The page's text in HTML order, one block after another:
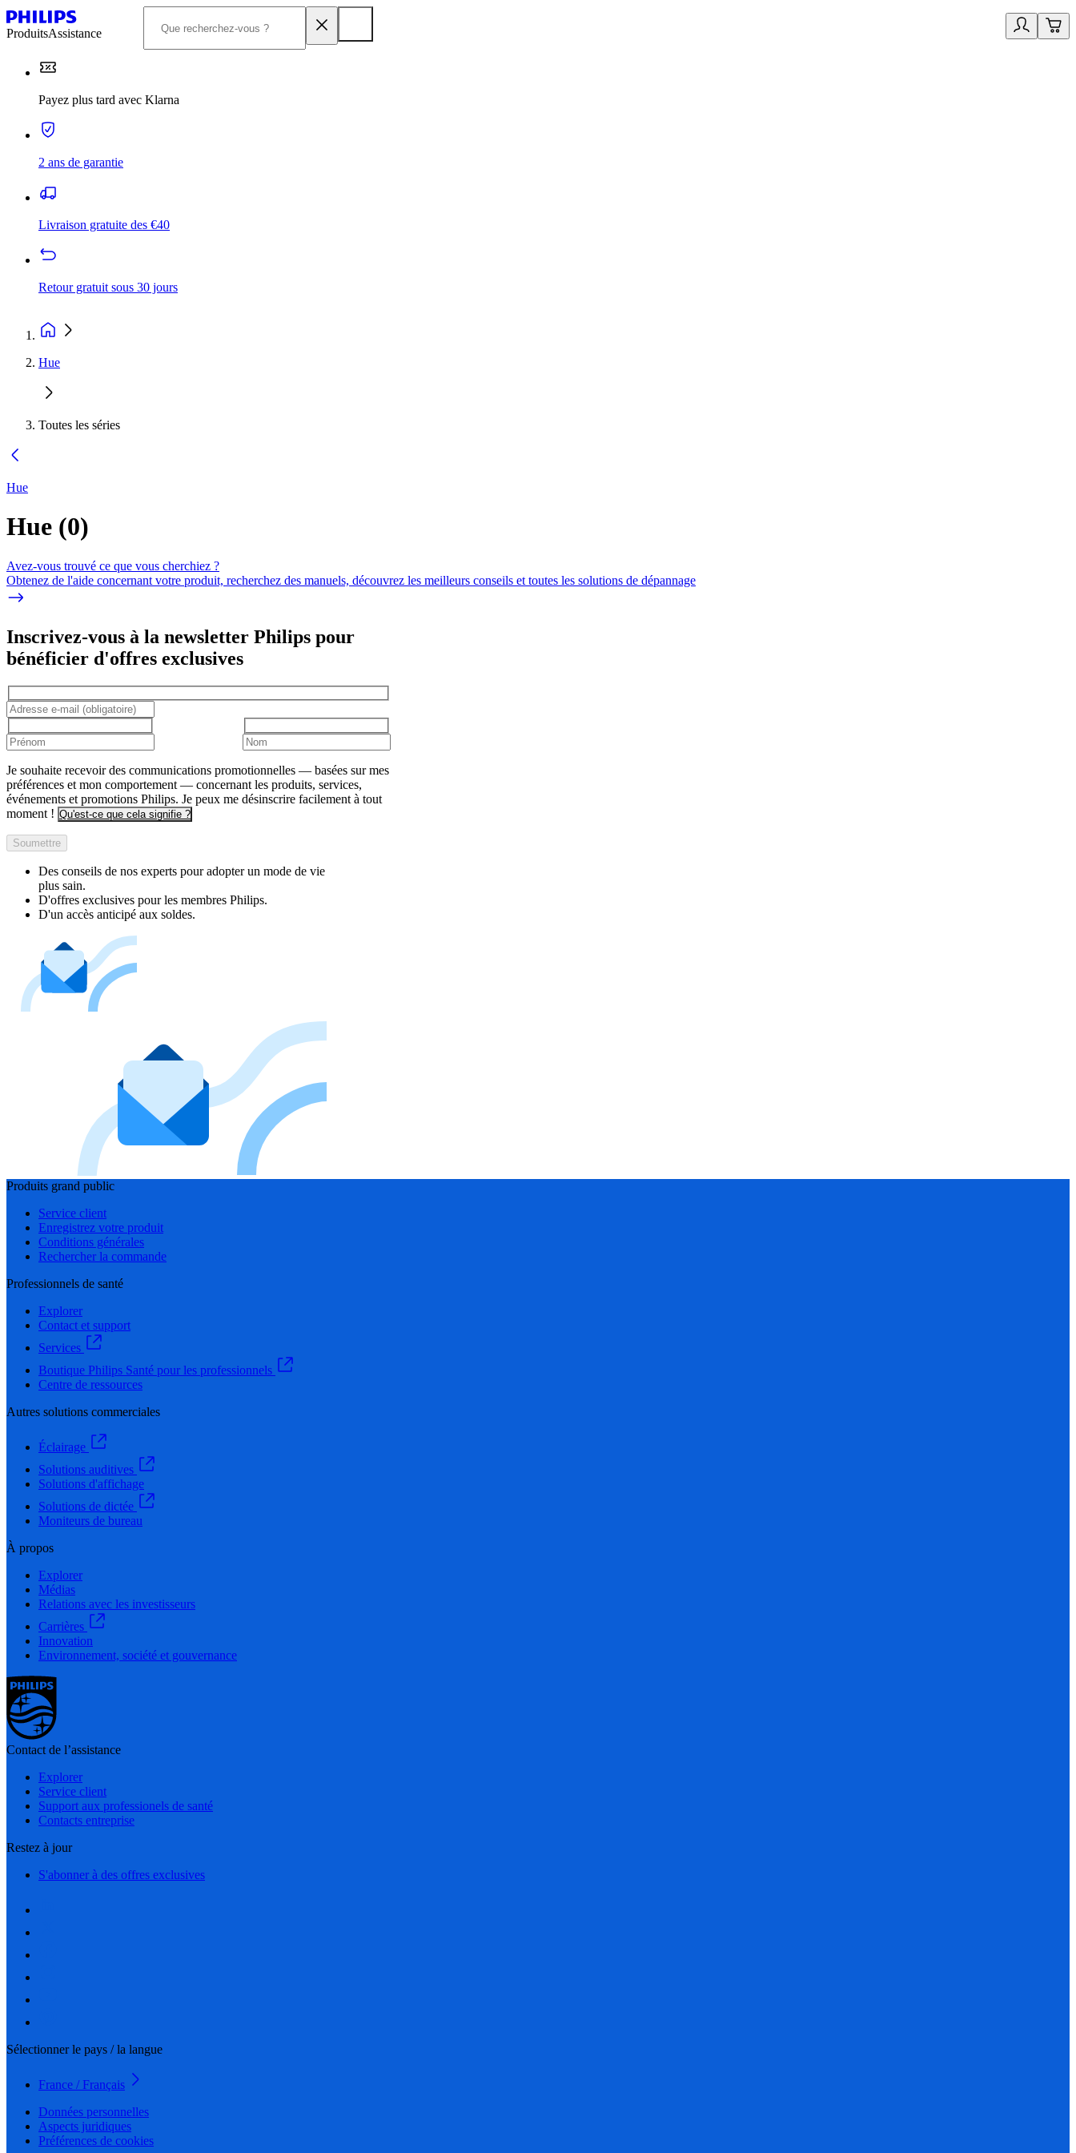
ProduitsAssistance
Payez plus tard avec Klarna
2 ans de garantie
Livraison gratuite des €40
Retour gratuit sous 30 jours
Hue
Toutes les séries
Hue
Hue (0)
Avez-vous trouvé ce que vous cherchiez ?
Obtenez de l'aide concernant votre produit, recherchez des manuels, découvrez les meilleurs conseils et toutes les solutions de dépannage
Inscrivez-vous à la newsletter Philips pour
bénéficier d'offres exclusives
Je souhaite recevoir des communications promotionnelles — basées sur mes
préférences et mon comportement — concernant les produits, services,
événements et promotions Philips. Je peux me désinscrire facilement à tout
moment ! Qu'est-ce que cela signifie ?
Soumettre
Des conseils de nos experts pour adopter un mode de vie
plus sain.
D'offres exclusives pour les membres Philips.
D'un accès anticipé aux soldes.
Produits grand public
Service client
Enregistrez votre produit
Conditions générales
Rechercher la commande
Professionnels de santé
Explorer
Contact et support
Services
Boutique Philips Santé pour les professionnels
Centre de ressources
Autres solutions commerciales
Éclairage
Solutions auditives
Solutions d'affichage
Solutions de dictée
Moniteurs de bureau
À propos
Explorer
Médias
Relations avec les investisseurs
Carrières
Innovation
Environnement, société et gouvernance
Contact de l’assistance
Explorer
Service client
Support aux professionels de santé
Contacts entreprise
Restez à jour
S'abonner à des offres exclusives
Sélectionner le pays / la langue
France / Français
Données personnelles
Aspects juridiques
Préférences de cookies